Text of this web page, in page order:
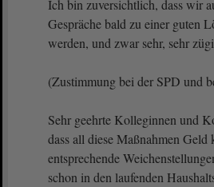
Ich bin zuversichtlich, dass wir
Gespräche bald zu einer guten
werden, und zwar sehr, sehr
(Zustimmung bei der SPD und
Sehr geehrte Kolleginnen und
dass all diese Maßnahmen Geld
entsprechende
schon in den laufenden